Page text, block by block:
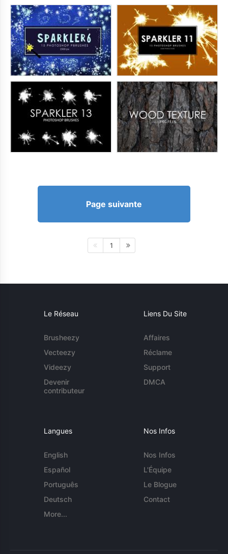
Page suivante
1
Le Réseau
Brusheezy
Vecteezy
Videezy
Devenir
contributeur
Liens Du Site
Affaires
Réclame
Support
DMCA
Langues
English
Español
Português
Deutsch
More...
Nos Infos
Nos Infos
L'Équipe
Le Blogue
Contact